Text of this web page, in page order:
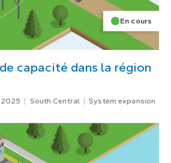
En cours
capacité dans la région
2025 South Central System expansion